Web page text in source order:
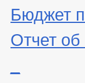
Бюджет
Отчет